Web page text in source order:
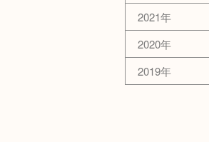
2021年
2020年
2019年